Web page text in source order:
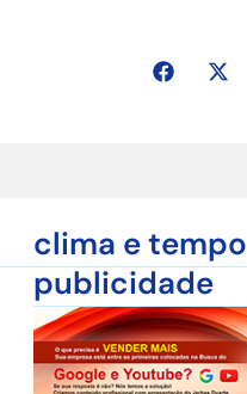
clima e tempo
publicidade